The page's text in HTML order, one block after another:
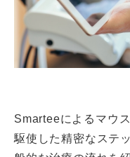
Smarteeによるマウ
駆使した精密なステ